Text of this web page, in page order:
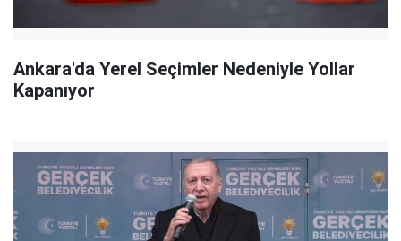
Ankara'da Yerel Seçimler Nedeniyle Yollar
Kapanıyor